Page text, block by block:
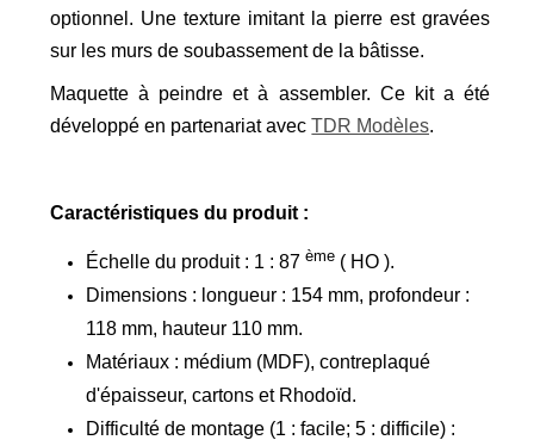
optionnel. Une texture imitant la pierre est gravées
sur les murs de soubassement de la bâtisse.
Maquette à peindre et à assembler. Ce kit a été
développé en partenariat avec TDR Modèles.
Caractéristiques du produit :
Échelle du produit : 1 : 87 ème ( HO ).
Dimensions : longueur : 154 mm, profondeur :
118 mm, hauteur 110 mm.
Matériaux : médium (MDF), contreplaqué
d'épaisseur, cartons et Rhodoïd.
Difficulté de montage (1 : facile; 5 : difficile) :